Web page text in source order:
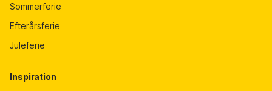
Sommerferie
Efterårsferie
Juleferie
Inspiration